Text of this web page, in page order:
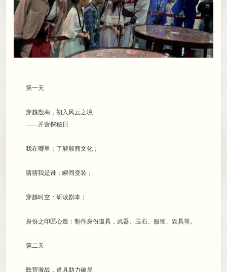
第一天
穿越殷商 ， 初入风云之境
——开营探秘日
我在哪里：了解殷商文化 ；
猜猜我是谁：瞬间变装 ；
穿越时空：研读剧本 ；
身份之印匠心造：制作身份道具 ， 武器、玉石、服饰、农具等。
第二天
阵营激战 ， 道具助力破局